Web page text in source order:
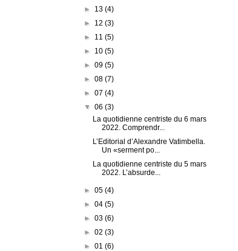
► 13 (4)
► 12 (3)
► 11 (5)
► 10 (5)
► 09 (5)
► 08 (7)
► 07 (4)
▼ 06 (3)
La quotidienne centriste du 6 mars
2022. Comprendr...
L’Editorial d’Alexandre Vatimbella.
Un «serment po...
La quotidienne centriste du 5 mars
2022. L’absurde...
► 05 (4)
► 04 (5)
► 03 (6)
► 02 (3)
► 01 (6)